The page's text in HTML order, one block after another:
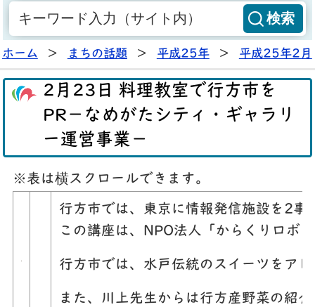
ホーム > まちの話題 > 平成25年 > 平成25年2月
2月23日 料理教室で行方市を
PR－なめがたシティ・ギャラリ
ー運営事業－
※表は横スクロールできます。
行方市では、東京に情報発信施設を2
この講座は、NPO法人「からくりロボ
行方市では、水戸伝統のスイーツをア
また、川上先生からは行方産野菜の紹